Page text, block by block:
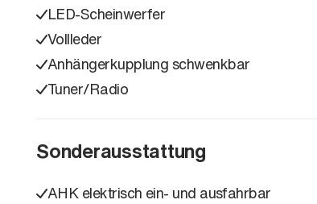
LED-Scheinwerfer
Vollleder
Anhängerkupplung schwenkbar
Tuner/Radio
Sonderausstattung
AHK elektrisch ein- und ausfahrbar